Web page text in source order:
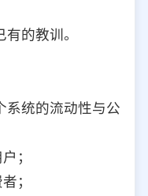
的教训。
系统的流动性与公
；
；